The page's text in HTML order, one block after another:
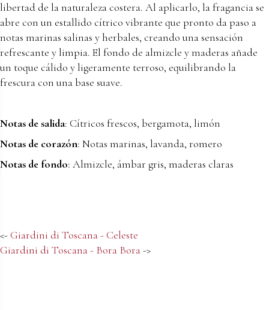
libertad de la naturaleza costera. Al aplicarlo, la fragancia se
abre con un estallido cítrico vibrante que pronto da paso a
notas marinas salinas y herbales, creando una sensación
refrescante y limpia. El fondo de almizcle y maderas añade
un toque cálido y ligeramente terroso, equilibrando la
frescura con una base suave.
Notas de salida: Cítricos frescos, bergamota, limón
Notas de corazón: Notas marinas, lavanda, romero
Notas de fondo: Almizcle, ámbar gris, maderas claras
<- Giardini di Toscana - Celeste
Giardini di Toscana - Bora Bora->